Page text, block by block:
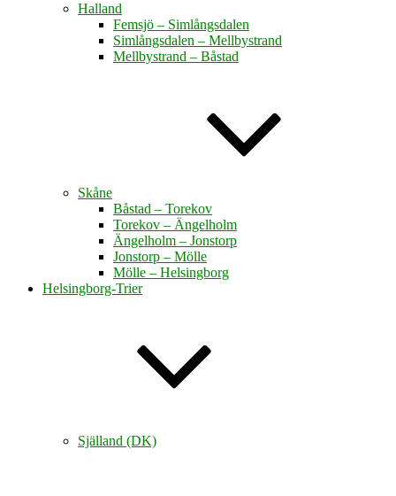
Halland
Femsjö – Simlångsdalen
Simlångsdalen – Mellbystrand
Mellbystrand – Båstad
Skåne
Båstad – Torekov
Torekov – Ängelholm
Ängelholm – Jonstorp
Jonstorp – Mölle
Mölle – Helsingborg
Helsingborg-Trier
Själland (DK)